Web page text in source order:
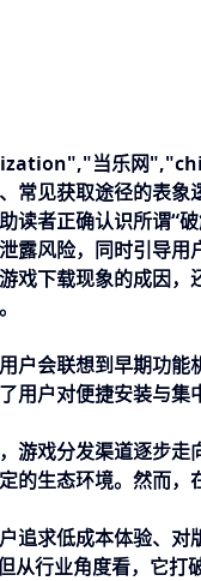
当乐网
常见获取途径的表
读者正确认识所谓“
露风险，同时引导
戏下载现象的成因
户会联想到早期功
用户对便捷安装与
游戏分发渠道逐步
的生态环境。然而
追求低成本体验、
从行业角度看，它